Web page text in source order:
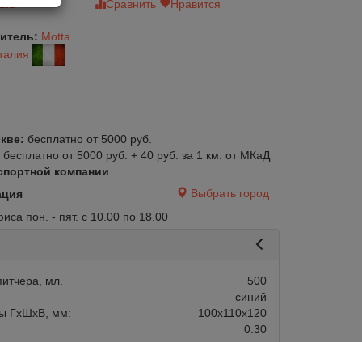
Сравнить
Нравится
Motta
бесплатно от 5000 руб.
бесплатно от 5000 руб. + 40 руб. за 1 км. от МКаД
компании
Выбрать город
пон. - пят. с 10.00 по 18.00
мл.
500
синий
ГхШхВ, мм:
100х110х120
0.30